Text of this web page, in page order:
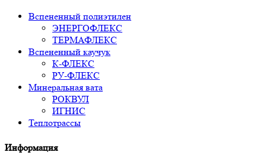
Вспененный полиэтилен
ЭНЕРГОФЛЕКС
ТЕРМАФЛЕКС
Вспененный каучук
К-ФЛЕКС
РУ-ФЛЕКС
Минеральная вата
РОКВУЛ
ИГНИС
Теплотрассы
Информация